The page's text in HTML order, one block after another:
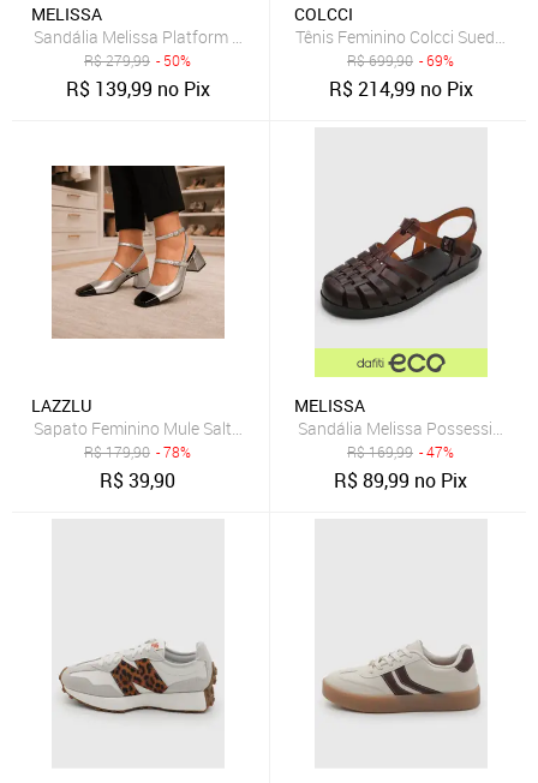
MELISSA
Sandália Melissa Platform Thong Ad Caramelo
R$279,99 - 50%
R$ 139,99 no Pix
COLCCI
Tênis Feminino Colcci Suede
R$699,90 - 69%
R$214,99 no Pix
LAZZLU
Sapato Feminino Mule Salto Bloco Grosso Bico Quadrado Prata
R$179,90 - 78%
R$39,90
MELISSA
Sandália Melissa Possession
R$169,99 - 47%
R$89,99 no Pix